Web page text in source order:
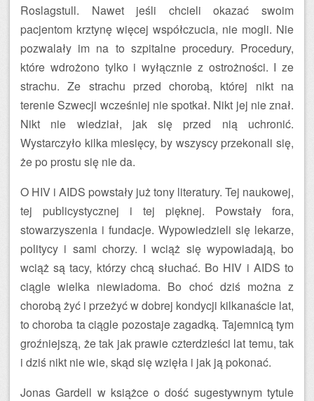
Roslagstull. Nawet jeśli chcieli okazać swoim
pacjentom krztynę więcej współczucia, nie mogli. Nie
pozwalały im na to szpitalne procedury. Procedury,
które wdrożono tylko i wyłącznie z ostrożności. I ze
strachu. Ze strachu przed chorobą, której nikt na
terenie Szwecji wcześniej nie spotkał. Nikt jej nie znał.
Nikt nie wiedział, jak się przed nią uchronić.
Wystarczyło kilka miesięcy, by wszyscy przekonali się,
że po prostu się nie da.
O HIV i AIDS powstały już tony literatury. Tej naukowej,
tej publicystycznej i tej pięknej. Powstały fora,
stowarzyszenia i fundacje. Wypowiedzieli się lekarze,
politycy i sami chorzy. I wciąż się wypowiadają, bo
wciąż są tacy, którzy chcą słuchać. Bo HIV i AIDS to
ciągle wielka niewiadoma. Bo choć dziś można z
chorobą żyć i przeżyć w dobrej kondycji kilkanaście lat,
to choroba ta ciągle pozostaje zagadką. Tajemnicą tym
groźniejszą, że tak jak prawie czterdzieści lat temu, tak
i dziś nikt nie wie, skąd się wzięła i jak ją pokonać.
Jonas Gardell w książce o dość sugestywnym tytule